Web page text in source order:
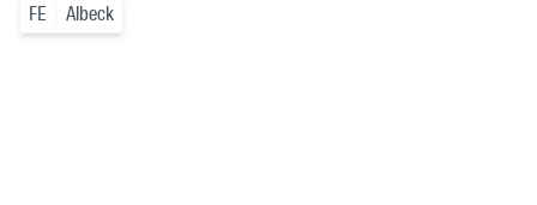
FE Albeck